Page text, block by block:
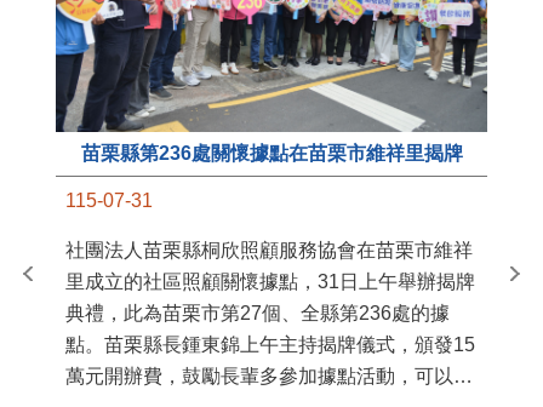
苗栗縣第236處關懷據點在苗栗市維祥里揭牌
115-07-31
社團法人苗栗縣桐欣照顧服務協會在苗栗市維祥
里成立的社區照顧關懷據點，31日上午舉辦揭牌
典禮，此為苗栗市第27個、全縣第236處的據
點。苗栗縣長鍾東錦上午主持揭牌儀式，頒發15
萬元開辦費，鼓勵長輩多參加據點活動，可以更
苗